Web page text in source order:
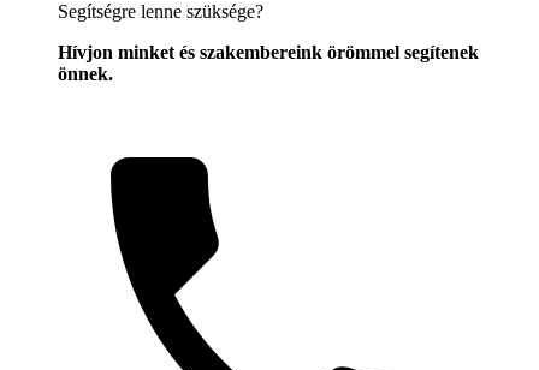
Segítségre lenne szüksége?
Hívjon minket és szakembereink örömmel segítenek
önnek.